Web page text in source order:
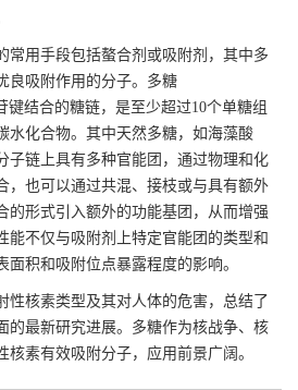
常用手段包括螯合剂或吸附剂，其中多
良吸附作用的分子。多糖
键结合的糖链，是至少超过10个单糖组
水化合物。其中天然多糖，如海藻酸
子链上具有多种官能团，通过物理和化
，也可以通过共混、接枝或与具有额外
的形式引入额外的功能基团，从而增强
能不仅与吸附剂上特定官能团的类型和
积和吸附位点暴露程度的影响。
性核素类型及其对人体的危害，总结了
的最新研究进展。多糖作为核战争、核
素有效吸附分子，应用前景广阔。